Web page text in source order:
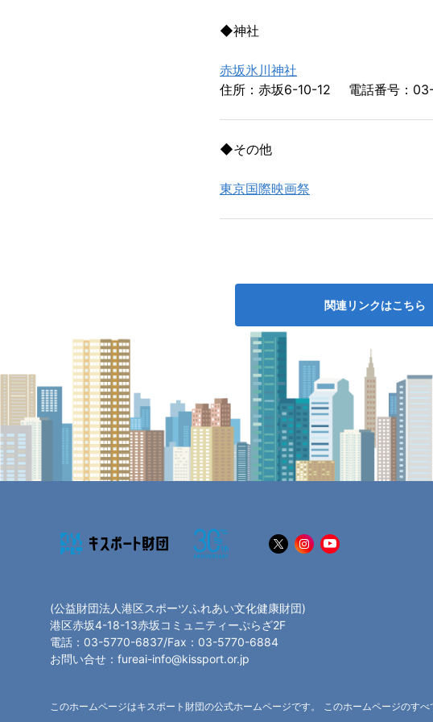
◆神社
赤坂氷川神社
住所：赤坂6-10-12 電話番号：
◆その他
東京国際映画祭
関連リンクはこちら
(公益財団法人港区スポーツふれあい文化健康財団)
港区赤坂4-18-13赤坂コミュニティーぷらざ2F
電話：03-5770-6837/Fax：03-5770-6884
お問い合せ：fureai-info@kissport.or.jp
このホームページはキスポート財団の公式ホームページです。 このホームページのす